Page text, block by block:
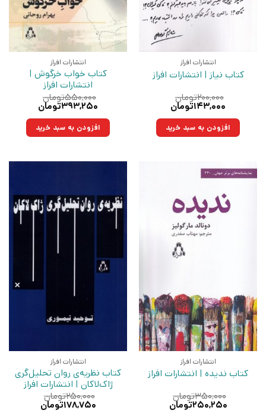
انتشارات افراز
کتاب نیاز | انتشارات افراز
۲۰۰,۰۰۰تومان
قیمت
۲۰۰,۰۰۰تومان
بود.
۱۴۳,۰۰۰تومان
۱۴۳,۰۰۰تومان.افزودن به سبد خرید
انتشارات افراز
کتاب خواب خرگوش |
انتشارات افراز
۵۵۰,۰۰۰تومان
قیمت
۵۵۰,۰۰۰تومان
بود.
۳۹۳,۲۵۰تومان
۳۹۳,۲۵۰تومان.افزودن به سبد خرید
انتشارات افراز
کتاب ندیده | انتشارات افراز
۳۵۰,۰۰۰تومان
قیمت
۲۵۰,۲۵۰تومان
انتشارات افراز
کتاب نظریه‌ی روان‌ تحلیل‌‌گری
ژاک‌لاکان | انتشارات افراز
۲۵۰,۰۰۰تومان
قیمت
۱۷۸,۷۵۰تومان